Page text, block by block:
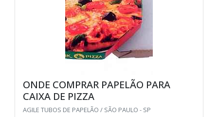
ONDE COMPRAR PAPELÃO PARA
CAIXA DE PIZZA
AGILE TUBOS DE PAPELÃO / SÃO PAULO - SP